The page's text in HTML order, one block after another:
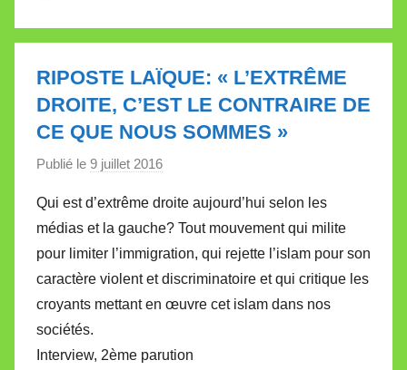
l
t
e
RIPOSTE LAÏQUE: « L’EXTRÊME
DROITE, C’EST LE CONTRAIRE DE
CE QUE NOUS SOMMES »
Publié le 9 juillet 2016
r
M
i
r
e
l
Qui est d’extrême droite aujourd’hui selon les
médias et la gauche? Tout mouvement qui milite
pour limiter l’immigration, qui rejette l’islam pour son
caractère violent et discriminatoire et qui critique les
croyants mettant en œuvre cet islam dans nos
sociétés.
Interview, 2ème parution